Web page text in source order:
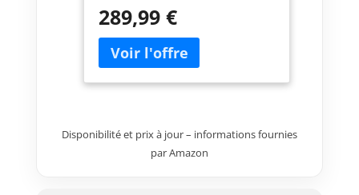
221 × 125 cm (diagonale de 100
pouces), idéal pour le home
cinéma et les applications
professionnelles Système de
commande et de tension du
commande murale et
télécommande) associé à un
289,99 €
Disponibilité et prix à jour – informations fournies
par Amazon